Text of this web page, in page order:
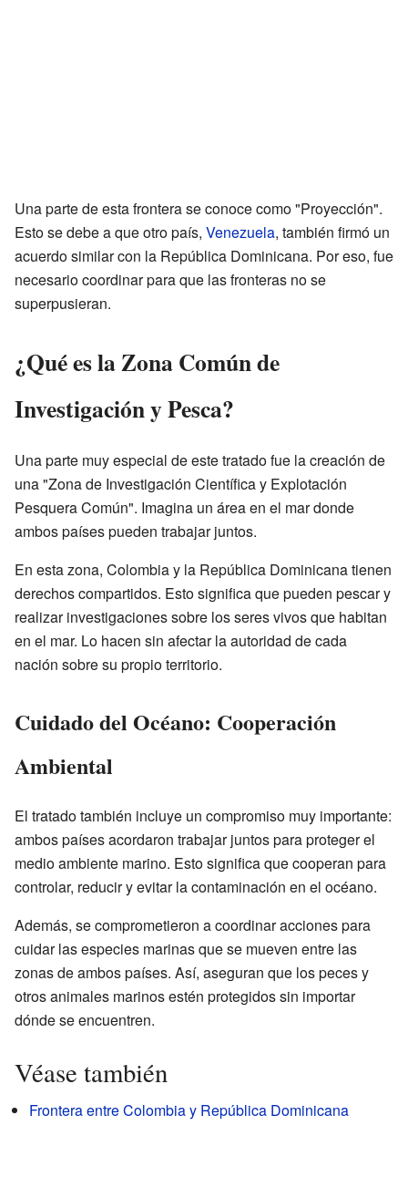
Una parte de esta frontera se conoce como "Proyección".
Esto se debe a que otro país, Venezuela, también firmó un
acuerdo similar con la República Dominicana. Por eso, fue
necesario coordinar para que las fronteras no se
superpusieran.
¿Qué es la Zona Común de
Investigación y Pesca?
Una parte muy especial de este tratado fue la creación de
una "Zona de Investigación Científica y Explotación
Pesquera Común". Imagina un área en el mar donde
ambos países pueden trabajar juntos.
En esta zona, Colombia y la República Dominicana tienen
derechos compartidos. Esto significa que pueden pescar y
realizar investigaciones sobre los seres vivos que habitan
en el mar. Lo hacen sin afectar la autoridad de cada
nación sobre su propio territorio.
Cuidado del Océano: Cooperación
Ambiental
El tratado también incluye un compromiso muy importante:
ambos países acordaron trabajar juntos para proteger el
medio ambiente marino. Esto significa que cooperan para
controlar, reducir y evitar la contaminación en el océano.
Además, se comprometieron a coordinar acciones para
cuidar las especies marinas que se mueven entre las
zonas de ambos países. Así, aseguran que los peces y
otros animales marinos estén protegidos sin importar
dónde se encuentren.
Véase también
Frontera entre Colombia y República Dominicana